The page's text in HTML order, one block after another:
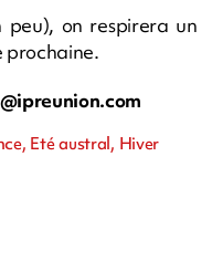
peu), on respirera un
prochaine.
Eté austral, Hiver